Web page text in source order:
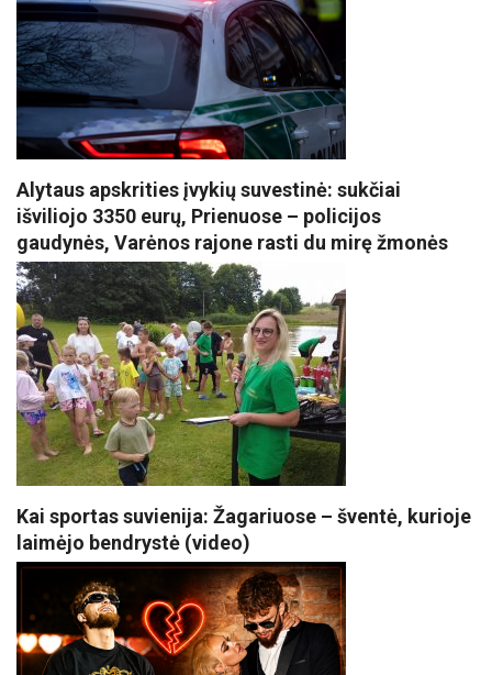
Alytaus apskrities įvykių suvestinė: sukčiai
išviliojo 3350 eurų, Prienuose – policijos
gaudynės, Varėnos rajone rasti du mirę žmonės
Kai sportas suvienija: Žagariuose – šventė, kurioje
laimėjo bendrystė (video)